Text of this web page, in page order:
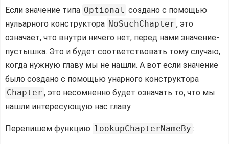
Если значение типа Optional создано с помощью
нульарного конструктора NoSuchChapter , это
означает, что внутри ничего нет, перед нами значение-
пустышка. Это и будет соответствовать тому случаю,
когда нужную главу мы не нашли. А вот если значение
было создано с помощью унарного конструктора
Chapter , это несомненно будет означать то, что мы
нашли интересующую нас главу.
Перепишем функцию lookupChapterNameBy :